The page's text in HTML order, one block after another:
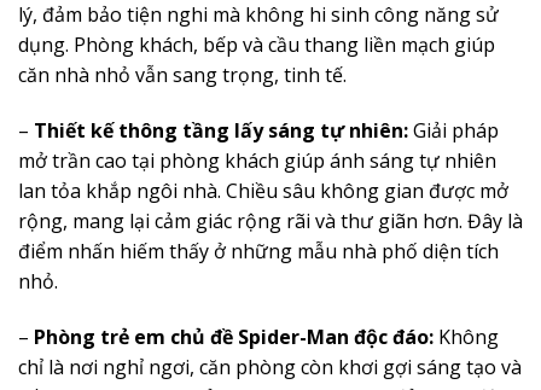
lý, đảm bảo tiện nghi mà không hi sinh công năng sử
dụng. Phòng khách, bếp và cầu thang liền mạch giúp
căn nhà nhỏ vẫn sang trọng, tinh tế.
– Thiết kế thông tầng lấy sáng tự nhiên:Giải pháp
mở trần cao tại phòng khách giúp ánh sáng tự nhiên
lan tỏa khắp ngôi nhà. Chiều sâu không gian được mở
rộng, mang lại cảm giác rộng rãi và thư giãn hơn. Đây là
điểm nhấn hiếm thấy ở những mẫu nhà phố diện tích
nhỏ.
– Phòng trẻ em chủ đề Spider-Man độc đáo: Không
chỉ là nơi nghỉ ngơi, căn phòng còn khơi gợi sáng tạo và